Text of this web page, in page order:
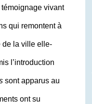
vivant
qui remontent à
de la ville elle-
l’introduction
sont apparus au
ont su